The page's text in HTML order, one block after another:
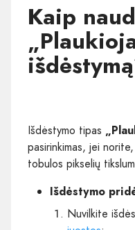
Kaip
Išdėstymo tipas
pasirinkimas, jei
tobulos pikselių
Išdėstymo
Nuvilkite